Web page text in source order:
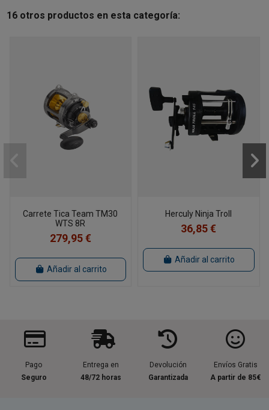
16 otros productos en esta categoría:
Carrete Tica Team TM30
WTS 8R
279,95 €
Añadir al carrito
Herculy Ninja Troll
36,85 €
Añadir al carrito
Pago
Seguro
Entrega en
48/72 horas
Devolución
Garantizada
Envíos Gratis
A partir de 85€